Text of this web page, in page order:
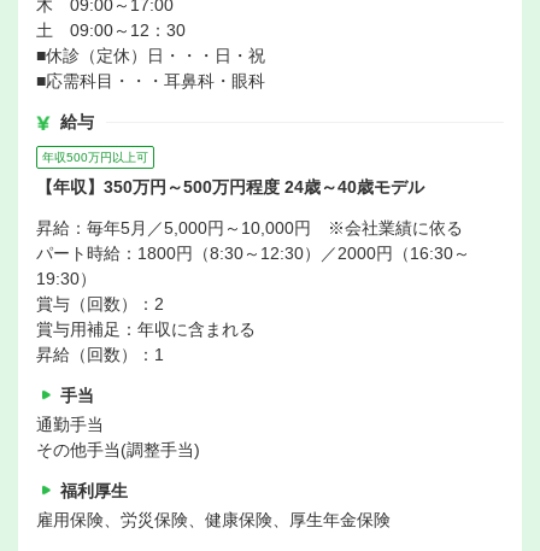
木 09:00～17:00
土 09:00～12：30
■休診（定休）日・・・日・祝
■応需科目・・・耳鼻科・眼科
給与
年収500万円以上可
【年収】350万円～500万円程度 24歳～40歳モデル
昇給：毎年5月／5,000円～10,000円 ※会社業績に依る
パート時給：1800円（8:30～12:30）／2000円（16:30～
19:30）
賞与（回数）：2
賞与用補足：年収に含まれる
昇給（回数）：1
手当
通勤手当
その他手当(調整手当)
福利厚生
雇用保険、労災保険、健康保険、厚生年金保険